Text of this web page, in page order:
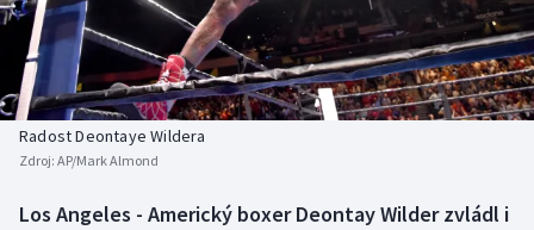
Baseball a softbal
Basketbal
Biatlon
Soutěže
Historické návraty
Aplikace ČT sport
Radost Deontaye Wildera
Zdroj: AP/Mark Almond
Los Angeles - Americký boxer Deontay Wilder zvládl i